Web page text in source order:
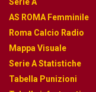
AS ROMA Femminile
Roma Calcio Radio
Mappa Visuale
Serie A Statistiche
Tabella Punizioni